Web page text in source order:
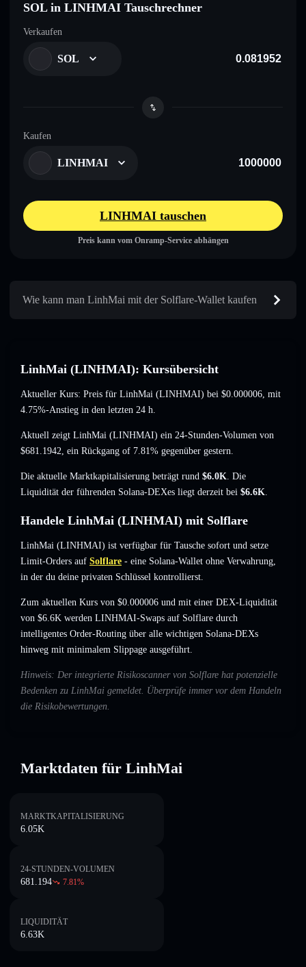
SOL in LINHMAI Tauschrechner
Verkaufen
SOL
Kaufen
LINHMAI
LINHMAI tauschen
Preis kann vom Onramp-Service abhängen
Wie kann man LinhMai mit der Solflare-Wallet kaufen
LinhMai (LINHMAI): Kursübersicht
Aktueller Kurs: Preis für LinhMai (LINHMAI) bei $0.000006, mit
4.75%-Anstieg in den letzten 24 h.
Aktuell zeigt LinhMai (LINHMAI) ein 24-Stunden-Volumen von
$681.1942, ein Rückgang of 7.81% gegenüber gestern.
Die aktuelle Marktkapitalisierung beträgt rund $6.0K. Die
Liquidität der führenden Solana-DEXes liegt derzeit bei $6.6K.
Handele LinhMai (LINHMAI) mit Solflare
LinhMai (LINHMAI) ist verfügbar für Tausche sofort und setze
Limit-Orders auf Solflare - eine Solana-Wallet ohne Verwahrung,
in der du deine privaten Schlüssel kontrollierst.
Zum aktuellen Kurs von $0.000006 und mit einer DEX-Liquidität
von $6.6K werden LINHMAI-Swaps auf Solflare durch
intelligentes Order-Routing über alle wichtigen Solana-DEXs
hinweg mit minimalem Slippage ausgeführt.
Hinweis: Der integrierte Risikoscanner von Solflare hat potenzielle
Bedenken zu LinhMai gemeldet. Überprüfe immer vor dem Handeln
die Risikobewertungen.
Marktdaten für LinhMai
MARKTKAPITALISIERUNG
6.05K
24-STUNDEN-VOLUMEN
681.194 7.81%
LIQUIDITÄT
6.63K